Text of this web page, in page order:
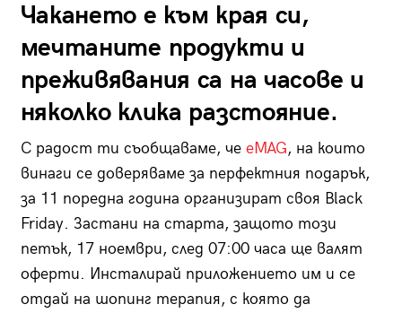
Чакането е към края си,
мечтаните продукти и
преживявания са на часове и
няколко клика разстояние.
С радост ти съобщаваме, че eMAG, на които
винаги се доверяваме за перфектния подарък,
за 11 поредна година организират своя Black
Friday. Застани на старта, защото този
петък, 17 ноември, след 07:00 часа ще валят
оферти. Инсталирай приложението им и се
отдай на шопинг терапия, с която да